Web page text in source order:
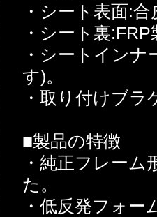
・シート表面:合
・シート裏:FRP
・シートイン
す)。
・取り付けブ
■製品の特徴
・純正フレー
た。
・低反発フォ